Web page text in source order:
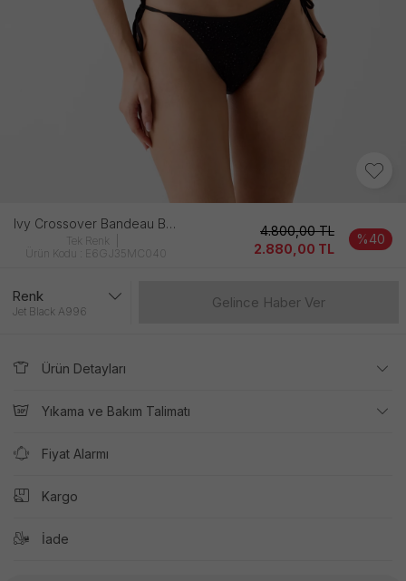
Ivy Crossover Bandeau Bra Kadın Si̇yah
Tek Renk
Ürün Kodu : E6GJ35MC040
4.800,00TL
2.880,00 TL
%40
Renk
Jet Black A996
Gelince Haber Ver
Ürün Detayları
Yıkama ve Bakım Talimatı
Fiyat Alarmı
Kargo
İade